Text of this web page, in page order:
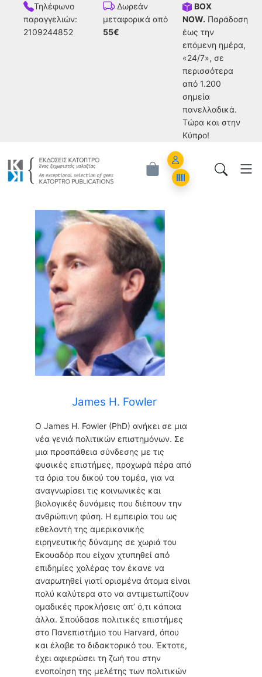
Τηλέφωνο
παραγγελιών:
2109244852
Δωρεάν
μεταφορικά από
55€
BOX
NOW. Παράδοση
έως την
επόμενη ημέρα,
«24/7», σε
περισσότερα
από 1.200
σημεία
πανελλαδικά.
Tώρα και στην
Κύπρο!
Account
Orders
James H. Fowler
James H. Fowler
Ο James H. Fowler (PhD) ανήκει σε μια
νέα γενιά πολιτικών επιστημόνων. Σε
μια προσπάθεια σύνδεσης με τις
φυσικές επιστήμες, προχωρά πέρα από
τα όρια του δικού του τομέα, για να
αναγνωρίσει τις κοινωνικές και
βιολογικές δυνάμεις που διέπουν την
ανθρώπινη φύση. Η εμπειρία του ως
εθελοντή της αμερικανικής
ειρηνευτικής δύναμης σε χωριά του
Εκουαδόρ που είχαν χτυπηθεί από
επιδημίες χολέρας τον έκανε να
αναρωτηθεί γιατί ορισμένα άτομα είναι
πολύ καλύτερα στο να αντιμετωπίζουν
ομαδικές προκλήσεις απ’ ό,τι κάποια
άλλα. Σπούδασε πολιτικές επιστήμες
στο Πανεπιστήμιο του Harvard, όπου
και έλαβε το διδακτορικό του. Έκτοτε,
έχει αφιερώσει τη ζωή του στην
ενοποίηση της μελέτης των πολιτικών